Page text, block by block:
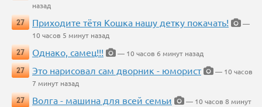
назад
27
Приходите тётя Кошка нашу детку покачать!
—
10 часов 5 минут назад
27
Однако, самец!!!
— 10 часов 6 минут назад
27
Это нарисовал сам дворник - юморист
— 10 часов
7 минут назад
27
Волга - машина для всей семьи
— 10 часов 8 минут